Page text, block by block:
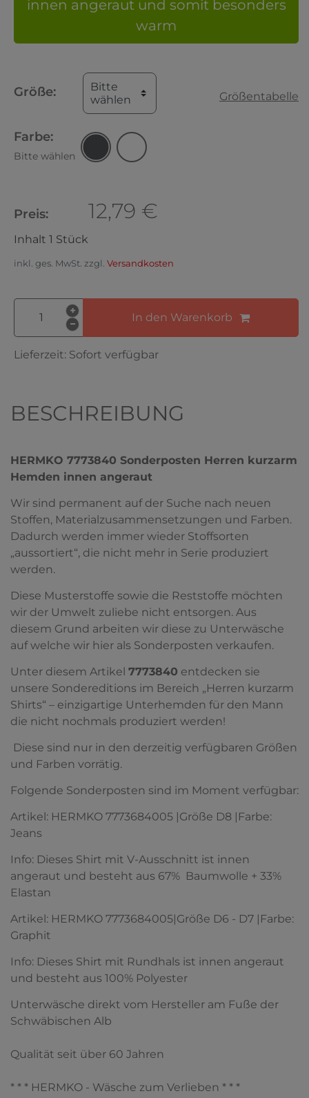
innen angeraut und somit besonders
warm
Größe:
Bitte
wählen
Größentabelle
Farbe:
Bitte wählen
jeans
Preis: 12,79 €
Inhalt 1 Stück
inkl. ges. MwSt. zzgl. Versandkosten
In den Warenkorb
Lieferzeit: Sofort verfügbar
BESCHREIBUNG
HERMKO 7773840 Sonderposten Herren kurzarm
Hemden innen angeraut
Wir sind permanent auf der Suche nach neuen
Stoffen, Materialzusammensetzungen und Farben.
Dadurch werden immer wieder Stoffsorten
„aussortiert“, die nicht mehr in Serie produziert
werden.
Diese Musterstoffe sowie die Reststoffe möchten
wir der Umwelt zuliebe nicht entsorgen. Aus
diesem Grund arbeiten wir diese zu Unterwäsche
auf welche wir hier als Sonderposten verkaufen.
Unter diesem Artikel 7773840 entdecken sie
unsere Sondereditions im Bereich „Herren kurzarm
Shirts“ – einzigartige Unterhemden für den Mann
die nicht nochmals produziert werden!
Diese sind nur in den derzeitig verfügbaren Größen
und Farben vorrätig.
Folgende Sonderposten sind im Moment verfügbar:
Artikel: HERMKO 7773684005 |Größe D8 |Farbe:
Jeans
Info: Dieses Shirt mit V-Ausschnitt ist innen
angeraut und besteht aus 67% Baumwolle + 33%
Elastan
Artikel: HERMKO 7773684005|Größe D6 - D7 |Farbe:
Graphit
Info: Dieses Shirt mit Rundhals ist innen angeraut
und besteht aus 100% Polyester
Unterwäsche direkt vom Hersteller am Fuße der
Schwäbischen Alb
Qualität seit über 60 Jahren
* * * HERMKO - Wäsche zum Verlieben * * *